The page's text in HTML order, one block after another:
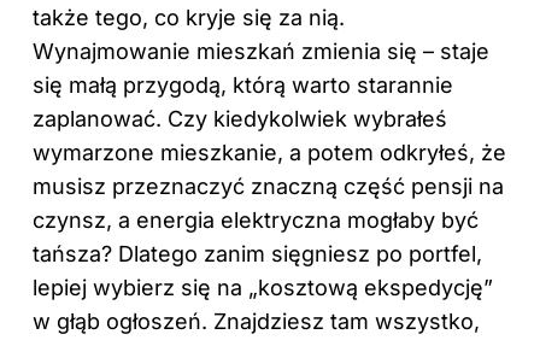
także tego, co kryje się za nią.
Wynajmowanie mieszkań zmienia się – staje
się małą przygodą, którą warto starannie
zaplanować. Czy kiedykolwiek wybrałeś
wymarzone mieszkanie, a potem odkryłeś, że
musisz przeznaczyć znaczną część pensji na
czynsz, a energia elektryczna mogłaby być
tańsza? Dlatego zanim sięgniesz po portfel,
lepiej wybierz się na „kosztową ekspedycję”
w głąb ogłoszeń. Znajdziesz tam wszystko,